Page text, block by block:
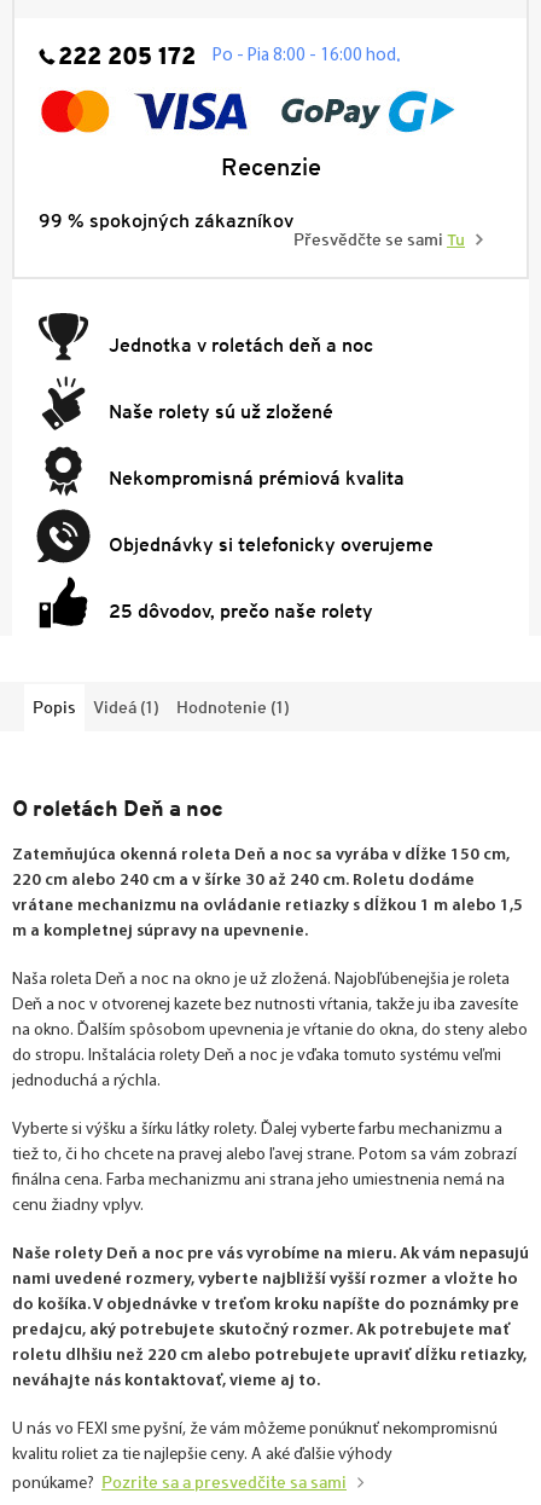
222 205 172 Po - Pia 8:00 - 16:00 hod .
Recenzie
99 % spokojných zákazníkov
Přesvědčte se sami Tu
Jednotka v roletách deň a noc
Naše rolety sú už zložené
Nekompromisná prémiová kvalita
Objednávky si telefonicky overujeme
25 dôvodov, prečo naše rolety
Popis Videá (1) Hodnotenie (1)
O roletách Deň a noc
Zatemňujúca okenná roleta Deň a noc sa vyrába v dĺžke 150 cm,
220 cm alebo 240 cm a v šírke 30 až 240 cm. Roletu dodáme
vrátane mechanizmu na ovládanie retiazky s dĺžkou 1 m alebo 1,5
m a kompletnej súpravy na upevnenie.
Naša roleta Deň a noc na okno je už zložená. Najobľúbenejšia je roleta
Deň a noc v otvorenej kazete bez nutnosti vŕtania, takže ju iba zavesíte
na okno. Ďalším spôsobom upevnenia je vŕtanie do okna, do steny alebo
do stropu. Inštalácia rolety Deň a noc je vďaka tomuto systému veľmi
jednoduchá a rýchla.
Vyberte si výšku a šírku látky rolety. Ďalej vyberte farbu mechanizmu a
tiež to, či ho chcete na pravej alebo ľavej strane. Potom sa vám zobrazí
finálna cena. Farba mechanizmu ani strana jeho umiestnenia nemá na
cenu žiadny vplyv.
Naše rolety Deň a noc pre vás vyrobíme na mieru. Ak vám nepasujú
nami uvedené rozmery, vyberte najbližší vyšší rozmer a vložte ho
do košíka. V objednávke v treťom kroku napíšte do poznámky pre
predajcu, aký potrebujete skutočný rozmer. Ak potrebujete mať
roletu dlhšiu než 220 cm alebo potrebujete upraviť dĺžku retiazky,
neváhajte nás kontaktovať, vieme aj to.
U nás vo FEXI sme pyšní, že vám môžeme ponúknuť nekompromisnú
kvalitu roliet za tie najlepšie ceny. A aké ďalšie výhody
ponúkame? Pozrite sa a presvedčite sa sami